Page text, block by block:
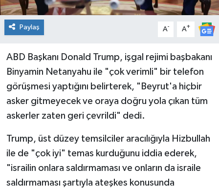
Paylaş A- A+
ABD Başkanı Donald Trump, işgal rejimi başbakanı
Binyamin Netanyahu ile "çok verimli" bir telefon
görüşmesi yaptığını belirterek, "Beyrut'a hiçbir
asker gitmeyecek ve oraya doğru yola çıkan tüm
askerler zaten geri çevrildi" dedi.
Trump, üst düzey temsilciler aracılığıyla Hizbullah
ile de "çok iyi" temas kurduğunu iddia ederek,
"israilin onlara saldırmaması ve onların da israile
saldırmaması şartıyla ateşkes konusunda
Sağlık
Siyaset
Yaşam